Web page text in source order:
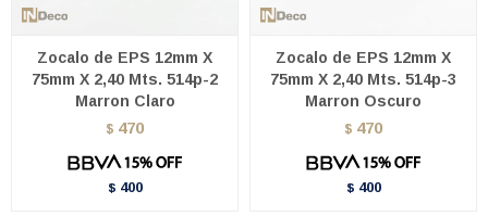
Zocalo de EPS 12mm X
75mm X 2,40 Mts. 514p-2
Marron Claro
$ 470
$ 400
Zocalo de EPS 12mm X
75mm X 2,40 Mts. 514p-3
Marron Oscuro
$ 470
$ 400